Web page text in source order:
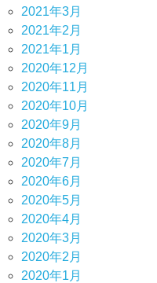
2021年3月
2021年2月
2021年1月
2020年12月
2020年11月
2020年10月
2020年9月
2020年8月
2020年7月
2020年6月
2020年5月
2020年4月
2020年3月
2020年2月
2020年1月